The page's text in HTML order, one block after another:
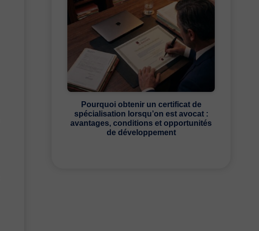
Pourquoi obtenir un certificat de
spécialisation lorsqu’on est avocat :
avantages, conditions et opportunités
de développement